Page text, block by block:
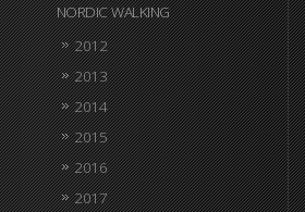
NORDIC WALKING
2012
2013
2014
2015
2016
2017